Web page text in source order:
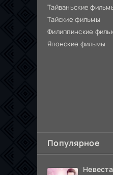
Тайваньские
Тайские фильмы
Филиппинские
Японские фильмы
Популярное